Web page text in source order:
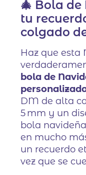
🎄 Bola
tu
colgado
Haz que esta
bola de
DM de alta
5 mm y un
bola
en mucho
un recuerdo
vez que se